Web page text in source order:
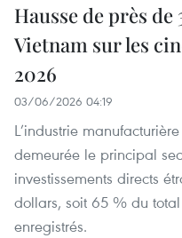
Hausse de près de
Vietnam sur les
2026
03/06/2026 04:19
L’industrie
demeurée le principal
investissements directs
dollars, soit 65 % du
enregistrés.